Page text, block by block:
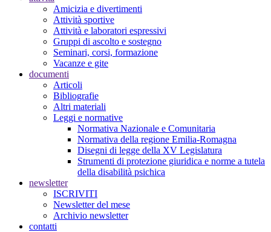
Amicizia e divertimenti
Attività sportive
Attività e laboratori espressivi
Gruppi di ascolto e sostegno
Seminari, corsi, formazione
Vacanze e gite
documenti
Articoli
Bibliografie
Altri materiali
Leggi e normative
Normativa Nazionale e Comunitaria
Normativa della regione Emilia-Romagna
Disegni di legge della XV Legislatura
Strumenti di protezione giuridica e norme a tutela
della disabilità psichica
newsletter
ISCRIVITI
Newsletter del mese
Archivio newsletter
contatti